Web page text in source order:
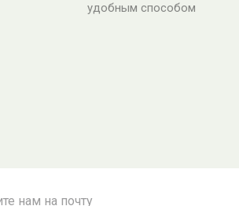
удобным способом
нам на почту